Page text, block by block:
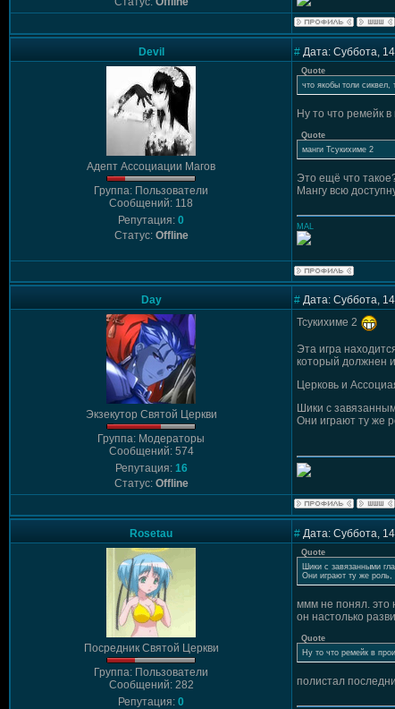
Devil # Дата: Суббота,
Адепт Ассоциации Магов
Группа: Пользователи
Сообщений: 118
Репутация: 0
Статус: Offline
Quote
что якобы толи сиквел,
Ну то что ремейк
Quote
манги Тсукихиме 2
Это ещё что
Мангу всю
MAL
Day # Дата: Суббота,
Экзекутор Святой Церкви
Группа: Модераторы
Сообщений: 574
Репутация: 16
Статус: Offline
Тсукихиме 2
Эта игра
который должнен
Церковь и
Шики с
Они играют ту же
Rosetau # Дата: Суббота,
Посредник Святой Церкви
Группа: Пользователи
Сообщений: 282
Репутация: 0
Quote
Шики с завязанными
Они играют ту же роль,
ммм не понял. это
он настолько
Quote
Ну то что ремейк в
полистал